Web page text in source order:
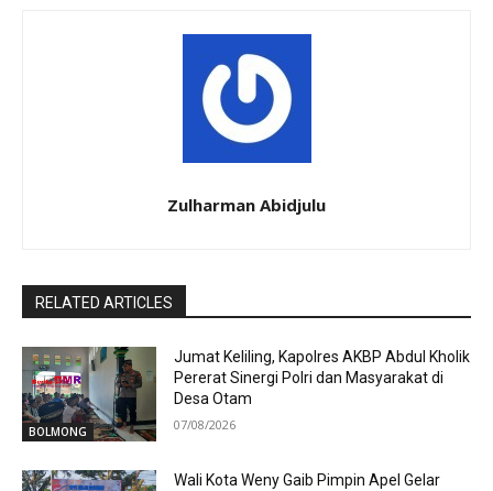
Zulharman Abidjulu
RELATED ARTICLES
BOLMONG
Jumat Keliling, Kapolres AKBP Abdul Kholik
Pererat Sinergi Polri dan Masyarakat di
Desa Otam
07/08/2026
Wali Kota Weny Gaib Pimpin Apel Gelar